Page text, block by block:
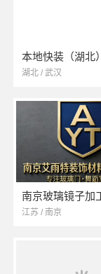
湖北 / 武汉
南京玻璃镜子加
江苏 / 南京